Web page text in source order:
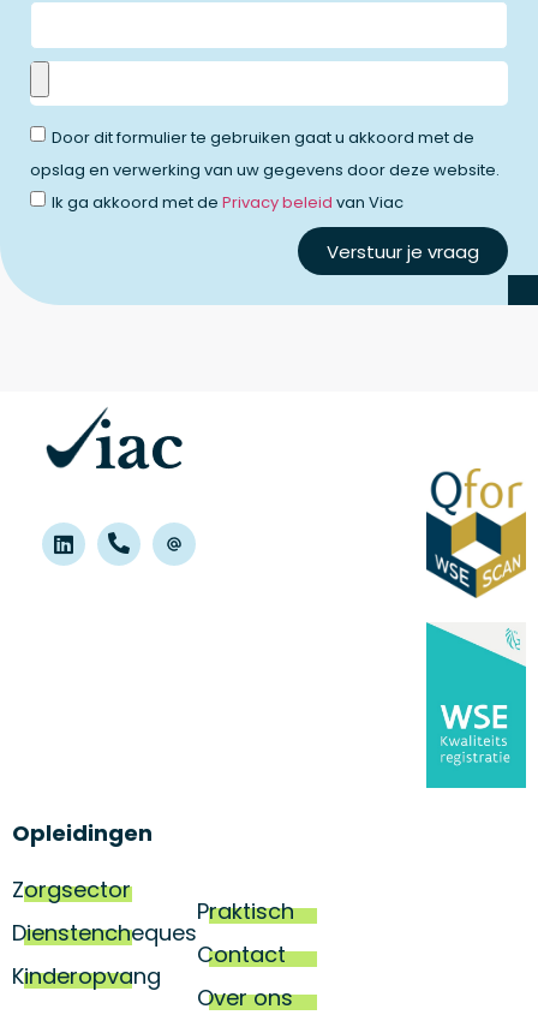
Door dit formulier te gebruiken gaat u akkoord met de
opslag en verwerking van uw gegevens door deze website.
Ik ga akkoord met de Privacy beleid van Viac
Verstuur je vraag
Opleidingen
Zorgsector
Dienstencheques
Kinderopvang
Praktisch
Contact
Over ons